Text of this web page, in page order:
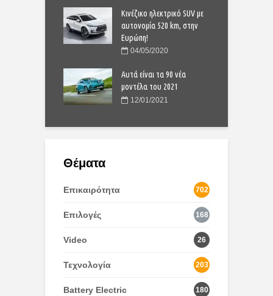
Κινέζικο ηλεκτρικό SUV με
αυτονομία 520 km, στην
Ευρώπη!
04/05/2020
Αυτά είναι τα 90 νέα
μοντέλα του 2021
12/01/2021
Θέματα
Επικαιρότητα 702
Επιλογές 168
Video 26
Τεχνολογία 203
Battery Electric 180